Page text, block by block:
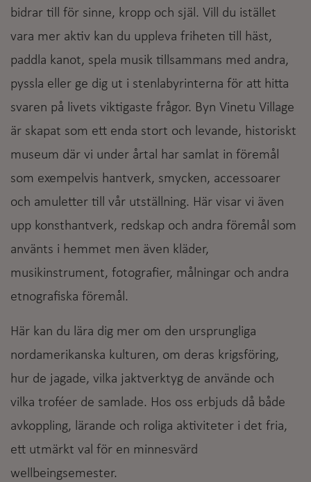
bidrar till för sinne, kropp och själ. Vill du istället
vara mer aktiv kan du uppleva friheten till häst,
paddla kanot, spela musik tillsammans med andra,
pyssla eller ge dig ut i stenlabyrinterna för att hitta
svaren på livets viktigaste frågor. Byn Vinetu Village
är skapat som ett enda stort och levande, historiskt
museum där vi under årtal har samlat in föremål
som exempelvis hantverk, smycken, accessoarer
och amuletter till vår utställning. Här visar vi även
upp konsthantverk, redskap och andra föremål som
använts i hemmet men även kläder,
musikinstrument, fotografier, målningar och andra
etnografiska föremål.
Här kan du lära dig mer om den ursprungliga
nordamerikanska kulturen, om deras krigsföring,
hur de jagade, vilka jaktverktyg de använde och
vilka troféer de samlade. Hos oss erbjuds då både
avkoppling, lärande och roliga aktiviteter i det fria,
ett utmärkt val för en minnesvärd
wellbeingsemester.